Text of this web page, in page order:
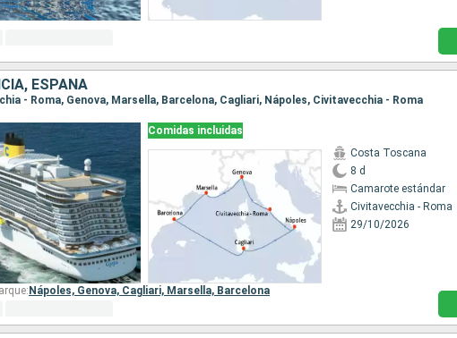
ESPAÑA
- Roma, Genova, Marsella, Barcelona, Cagliari, Nápoles, Civitavecchia - Roma
Comidas incluidas
Costa Toscana
8 d
Camarote estándar
Civitavecchia - Roma
29/10/2026
Nápoles, Genova, Cagliari, Marsella, Barcelona